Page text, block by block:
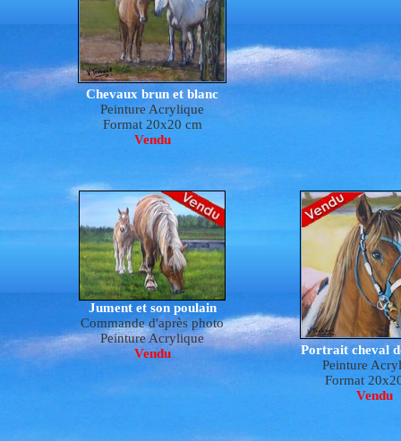
Chevaux brun et blanc
Peinture Acrylique
Format 20x20 cm
Vendu
Jument et son poulain
Commande d'après photo
Peinture Acrylique
Vendu
Portrait cheval
Peinture
Format
Vendu